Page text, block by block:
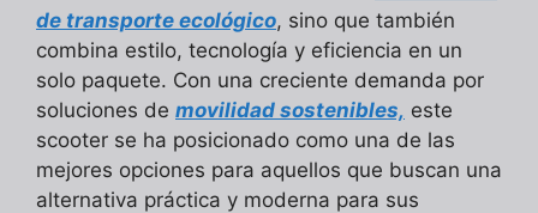
de transporte ecológico, sino que también
combina estilo, tecnología y eficiencia en un
solo paquete. Con una creciente demanda por
soluciones de movilidad sostenibles, este
scooter se ha posicionado como una de las
mejores opciones para aquellos que buscan una
alternativa práctica y moderna para sus